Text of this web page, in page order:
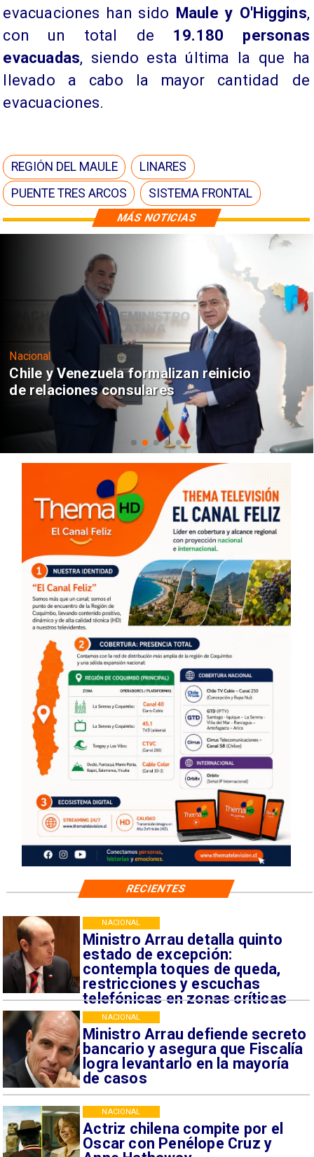
MÁS NOTICIAS
evacuaciones han sido Maule y O'Higgins,
con un total de 19.180 personas
evacuadas, siendo esta última la que ha
llevado a cabo la mayor cantidad de
evacuaciones.
REGIÓN DEL MAULE
LINARES
PUENTE TRES ARCOS
SISTEMA FRONTAL
Nacional
Chile y Venezuela formalizan reinicio
de relaciones consulares
Ministro Arrau detalla quinto
estado de excepción:
contempla toques de queda,
restricciones y escuchas
telefónicas en zonas críticas
NACIONAL
Ministro Arrau defiende secreto
bancario y asegura que Fiscalía
logra levantarlo en la mayoría
de casos
NACIONAL
Actriz chilena compite por el
Oscar con Penélope Cruz y
NACIONAL
RECIENTES